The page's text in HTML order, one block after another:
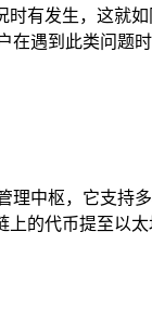
有发生，这就
遇到此类问题
中枢，它支
的代币提至以